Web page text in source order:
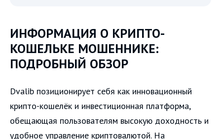
ИНФОРМАЦИЯ О КРИПТО-
КОШЕЛЬКЕ МОШЕННИКЕ:
ПОДРОБНЫЙ ОБЗОР
Dvalib позиционирует себя как инновационный
крипто-кошелёк и инвестиционная платформа,
обещающая пользователям высокую доходность и
удобное управление криптовалютой. На